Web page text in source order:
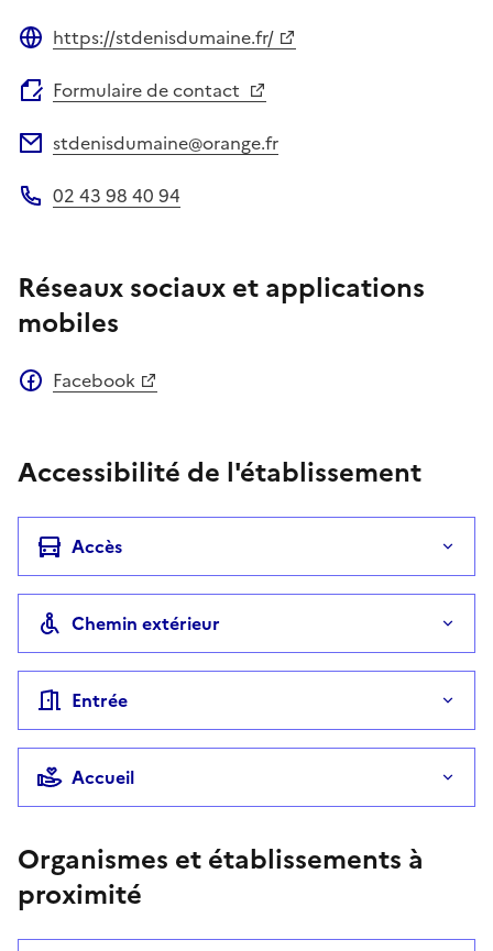
https://stdenisdumaine.fr/
Formulaire de contact
stdenisdumaine@orange.fr
02 43 98 40 94
Réseaux sociaux et applications
mobiles
Facebook
Accessibilité de l'établissement
Accès
Chemin extérieur
Entrée
Accueil
Organismes et établissements à
proximité